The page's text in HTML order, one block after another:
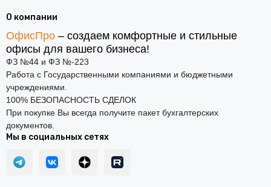
О компании
ОфисПро – создаем комфортные и стильные
офисы для вашего бизнеса!
ФЗ №44 и ФЗ №-223
Работа с Государственными компаниями и бюджетными
учреждениями.
100% БЕЗОПАСНОСТЬ СДЕЛОК
При покупке Вы всегда получите пакет бухгалтерских
документов.
Мы в социальных сетях